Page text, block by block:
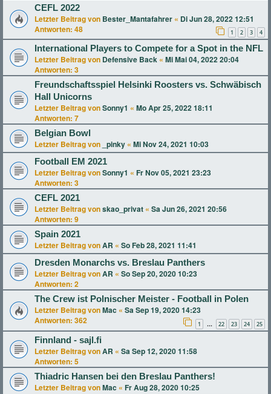
CEFL 2022
Letzter Beitrag von Bester_Mantafahrer « Di Jun 28, 2022 12:51
Antworten: 48 1 2 3 4
International Players to Compete for a Spot in the NFL
Letzter Beitrag von Defensive Back « Mi Mai 04, 2022 20:04
Antworten: 3
Freundschaftsspiel Helsinki Roosters vs. Schwäbisch
Hall Unicorns
Letzter Beitrag vonSonny1 « Mo Apr 25, 2022 18:11
Antworten: 7
Belgian Bowl
Letzter Beitrag von _pinky « Mi Nov 24, 2021 10:03
Football EM 2021
Letzter Beitrag vonSonny1 « Fr Nov 05, 2021 23:23
Antworten: 3
CEFL 2021
Letzter Beitrag vonskao_privat « Sa Jun 26, 2021 20:56
Antworten: 9
Spain 2021
Letzter Beitrag vonAR « So Feb 28, 2021 11:41
Dresden Monarchs vs. Breslau Panthers
Letzter Beitrag vonAR « So Sep 20, 2020 10:23
Antworten: 2
The Crew ist Polnischer Meister - Football in Polen
Letzter Beitrag vonMac « Sa Sep 19, 2020 14:23
Antworten: 362 1 … 22 23 24 25
Finnland - sajl.fi
Letzter Beitrag vonAR « Sa Sep 12, 2020 11:58
Antworten: 5
Thiadric Hansen bei den Breslau Panthers!
Letzter Beitrag vonMac « Fr Aug 28, 2020 10:25